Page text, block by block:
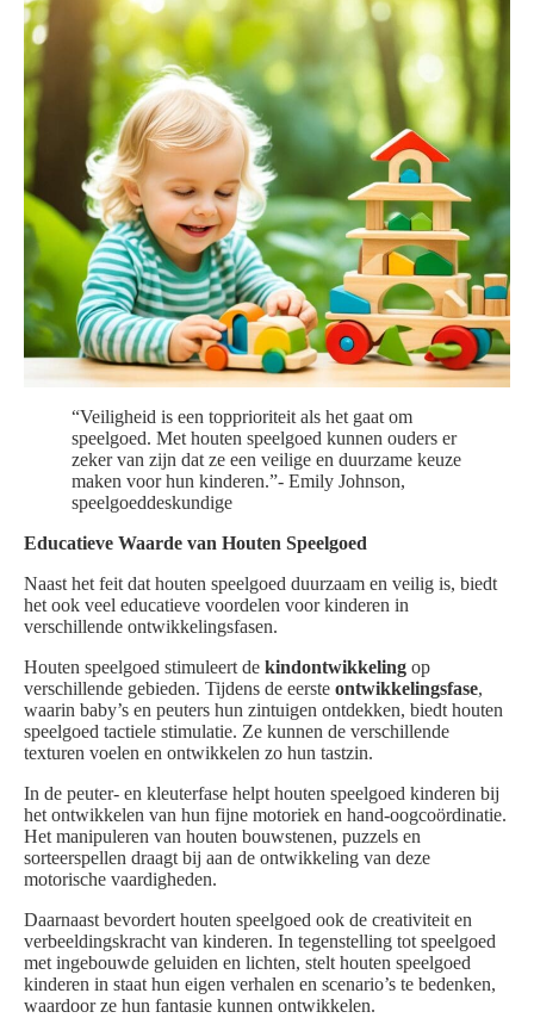
“Veiligheid is een topprioriteit als het gaat om
speelgoed. Met houten speelgoed kunnen ouders er
zeker van zijn dat ze een veilige en duurzame keuze
maken voor hun kinderen.”- Emily Johnson,
speelgoeddeskundige
Educatieve Waarde van Houten Speelgoed
Naast het feit dat houten speelgoed duurzaam en veilig is, biedt
het ook veel educatieve voordelen voor kinderen in
verschillende ontwikkelingsfasen.
Houten speelgoed stimuleert de kindontwikkeling op
verschillende gebieden. Tijdens de eerste ontwikkelingsfase,
waarin baby’s en peuters hun zintuigen ontdekken, biedt houten
speelgoed tactiele stimulatie. Ze kunnen de verschillende
texturen voelen en ontwikkelen zo hun tastzin.
In de peuter- en kleuterfase helpt houten speelgoed kinderen bij
het ontwikkelen van hun fijne motoriek en hand-oogcoördinatie.
Het manipuleren van houten bouwstenen, puzzels en
sorteerspellen draagt bij aan de ontwikkeling van deze
motorische vaardigheden.
Daarnaast bevordert houten speelgoed ook de creativiteit en
verbeeldingskracht van kinderen. In tegenstelling tot speelgoed
met ingebouwde geluiden en lichten, stelt houten speelgoed
kinderen in staat hun eigen verhalen en scenario’s te bedenken,
waardoor ze hun fantasie kunnen ontwikkelen.